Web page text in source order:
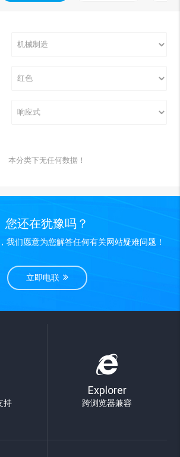
本分类下无任何数据！
您还在犹豫吗？
我们愿意为您解答任何有关网站疑难问题！
立即电联
持
Explorer
跨浏览器兼容